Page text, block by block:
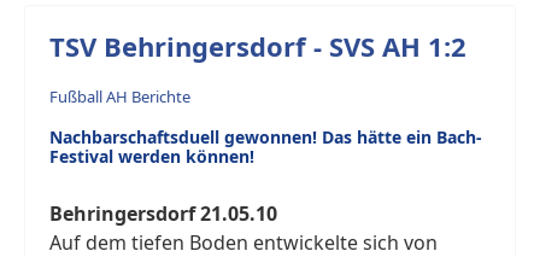
TSV Behringersdorf - SVS AH 1:2
Fußball AH Berichte
Nachbarschaftsduell gewonnen! Das hätte ein Bach-
Festival werden können!
Behringersdorf 21.05.10
Auf dem tiefen Boden entwickelte sich von